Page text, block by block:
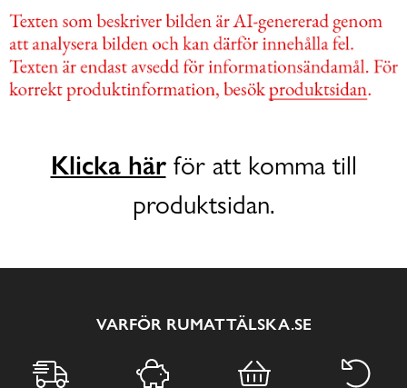
Klicka härför att komma till
produktsidan.
VARFÖR RUMATTÄLSKA.SE